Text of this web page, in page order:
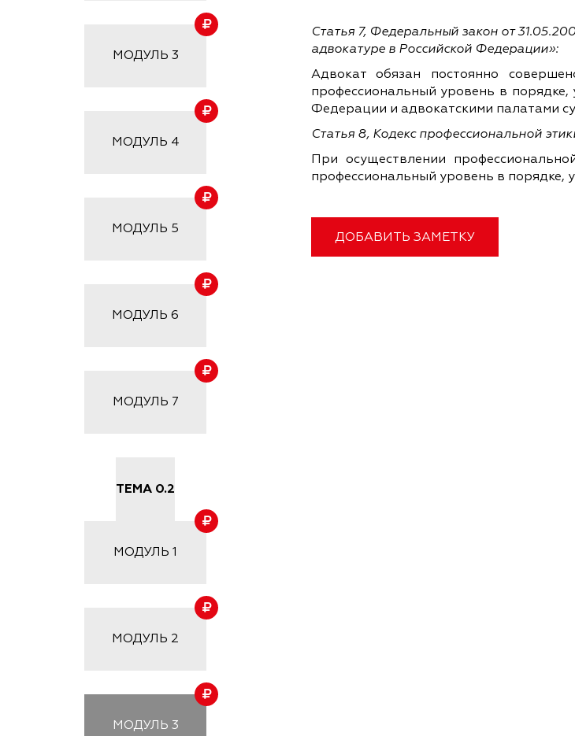
МОДУЛЬ 3
МОДУЛЬ 4
МОДУЛЬ 5
МОДУЛЬ 6
МОДУЛЬ 7
ТЕМА 0.2
МОДУЛЬ 1
МОДУЛЬ 2
МОДУЛЬ 3
Статья 7, Федеральный закон от
адвокатуре в Российской Федерации»:
Адвокат обязан постоянно
профессиональный уровень в
Федерации и адвокатскими палатами
Статья 8, Кодекс профессиональной
При осуществлении
профессиональный уровень в порядке,
ДОБАВИТЬ ЗАМЕТКУ